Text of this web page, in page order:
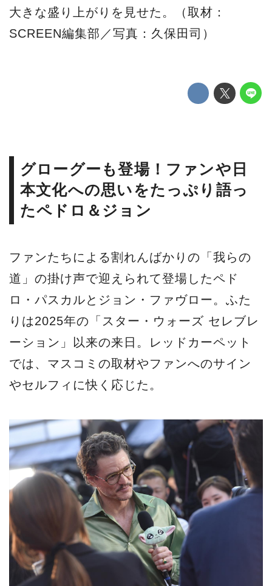
大きな盛り上がりを見せた。（取材：
SCREEN編集部／写真：久保田司）
グローグーも登場！ファンや日
本文化への思いをたっぷり語っ
たペドロ＆ジョン
ファンたちによる割れんばかりの「我らの
道」の掛け声で迎えられて登場したペド
ロ・パスカルとジョン・ファヴロー。ふた
りは2025年の「スター・ウォーズ セレブレ
ーション」以来の来日。レッドカーペット
では、マスコミの取材やファンへのサイン
やセルフィに快く応じた。